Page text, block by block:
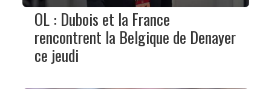
OL : Dubois et la France
rencontrent la Belgique de Denayer
ce jeudi